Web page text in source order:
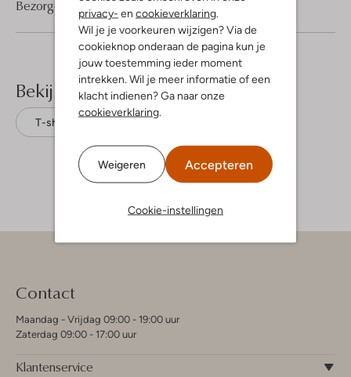
privacy- en cookieverklaring.
Wil je je voorkeuren wijzigen? Via de
cookieknop onderaan de pagina kun je
jouw toestemming ieder moment
intrekken. Wil je meer informatie of een
klacht indienen? Ga naar onze
cookieverklaring.
Weigeren Accepteren
Cookie-instellingen
Bezorgen & retourneren
Bekijk meer
T-shirts
Contact
Maandag - Vrijdag 09:00 - 19:00 uur
Zaterdag 09:00 - 17:00 uur
Klantenservice